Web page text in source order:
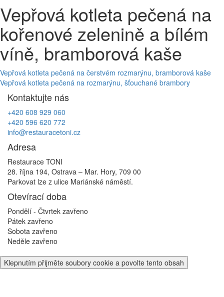
Vepřová kotleta pečená na
kořenové zelenině a bílém
víně, bramborová kaše
Navigace
pro
příspěvek
Vepřová kotleta pečená na čerstvém rozmarýnu, bramborová kaše
Vepřová kotleta pečená na rozmarýnu, šťouchané brambory
Kontaktujte nás
+420 608 929 060
+420 596 620 772
info@restauracetoni.cz
Adresa
Restaurace TONI
28. října 194, Ostrava – Mar. Hory, 709 00
Parkovat lze z ulice Mariánské náměstí.
Otevírací doba
Pondělí - Čtvrtek zavřeno
Pátek zavřeno
Sobota zavřeno
Neděle zavřeno
Klepnutím přijměte soubory cookie a povolte tento obsah